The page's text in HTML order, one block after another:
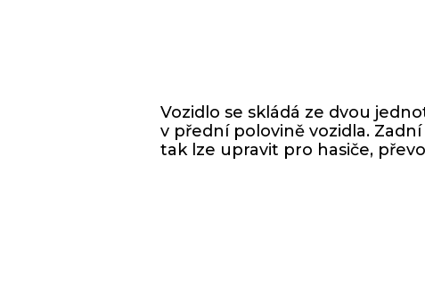
Vozidlo se skládá ze dvou
v přední polovině vozidla.
tak lze upravit pro hasiče,